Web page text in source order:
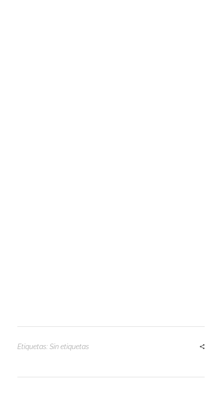
Etiquetas: Sin etiquetas